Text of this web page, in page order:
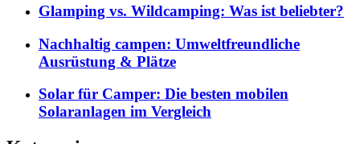
Glamping vs. Wildcamping: Was ist beliebter?
Nachhaltig campen: Umweltfreundliche
Ausrüstung & Plätze
Solar für Camper: Die besten mobilen
Solaranlagen im Vergleich